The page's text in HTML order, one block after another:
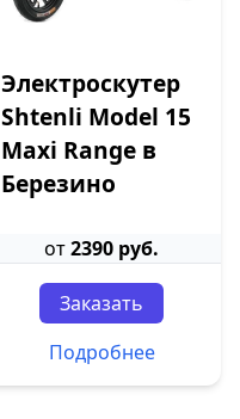
Электроскутер
Shtenli Model 15
Maxi Range в
Березино
от2390 руб.
Заказать
Подробнее